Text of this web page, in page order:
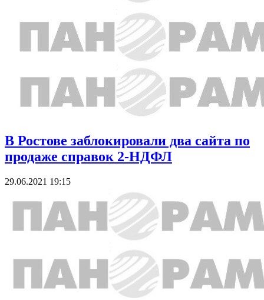
В Ростове заблокировали два сайта по
продаже справок 2-НДФЛ
29.06.2021 19:15